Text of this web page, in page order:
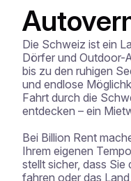
Die Schweiz ist ein
Dörfer und Outdoor-
bis zu den ruhigen
und endlose
Fahrt durch die
entdecken – ein
Bei Billion Rent
Ihrem eigenen
stellt sicher, dass
fahren oder das